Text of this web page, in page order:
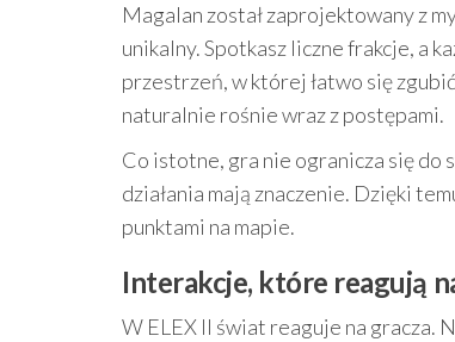
Magalan został zaprojektowany z
unikalny. Spotkasz liczne frakcje, a
przestrzeń, w której łatwo się
naturalnie rośnie wraz z postępami.
Co istotne, gra nie ogranicza się
działania mają znaczenie. Dzięki
punktami na mapie.
Interakcje, które reagują
W ELEX II świat reaguje na gracza.